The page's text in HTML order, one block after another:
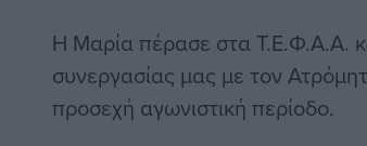
Η Μαρία πέρασε στα Τ.Ε.Φ.Α.Α.
συνεργασίας μας με τον
προσεχή αγωνιστική περίοδο.